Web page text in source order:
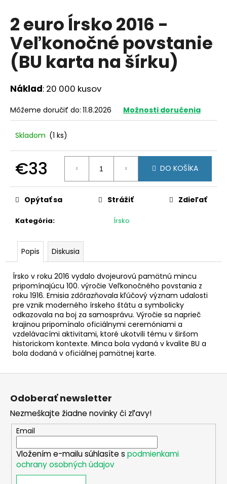
2 euro Írsko 2016 -
Veľkonočné povstanie
(BU karta na šírku)
Náklad: 20 000 kusov
Môžeme doručiť do: 11.8.2026 Možnosti doručenia
Skladom (1 ks)
€33
cena:
DO KOŠÍKA
Kategória: Írsko
Opýtať sa Strážiť Zdieľať
Popis Diskusia
Írsko v roku 2016 vydalo dvojeurovú pamätnú mincu
pripomínajúcu 100. výročie Veľkonočného povstania z
roku 1916. Emisia zdôrazňovala kľúčový význam udalosti
pre vznik moderného írskeho štátu a symbolicky
odkazovala na boj za samosprávu. Výročie sa naprieč
krajinou pripomínalo oficiálnymi ceremóniami a
vzdelávacími aktivitami, ktoré ukotvili tému v širšom
historickom kontexte. Minca bola vydaná v kvalite BU a
bola dodaná v oficiálnej pamätnej karte.
j
s
ť
?
O
d
p
o
ú
e
2
EURO
ÍRSKO
2026
-
PREDSEDNÍCTVO
RADE
EÚ
€3,50
Z
Odoberať newsletter
Nezmeškajte žiadne novinky či zľavy!
Email
Vložením e-mailu súhlasíte s podmienkami
ochrany osobných údajov